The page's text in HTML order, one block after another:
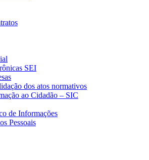
SEI
dos atos normativos
ao Cidadão – SIC
de Informações
Pessoais